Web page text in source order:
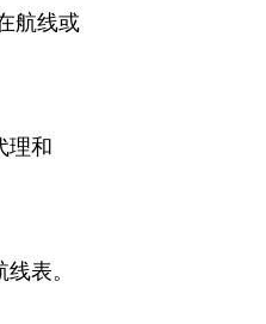
航线或
理和
表。